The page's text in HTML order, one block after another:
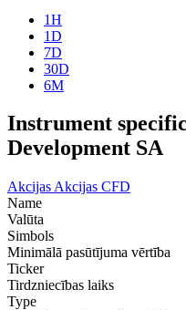
1H
1D
7D
30D
6M
Instrument
Development SA
Akcijas Akcijas CFD
Name
Valūta
Simbols
Minimālā pasūtījuma vērtība
Ticker
Tirdzniecības laiks
Type